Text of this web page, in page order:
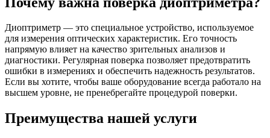
Диоптриметр — это специальное устройство, используемое
для измерения оптических характеристик. Его точность
напрямую влияет на качество зрительных анализов и
диагностики. Регулярная поверка позволяет предотвратить
ошибки в измерениях и обеспечить надежность результатов.
Если вы хотите, чтобы ваше оборудование всегда работало на
высшем уровне, не пренебрегайте процедурой поверки.
Преимущества нашей услуги